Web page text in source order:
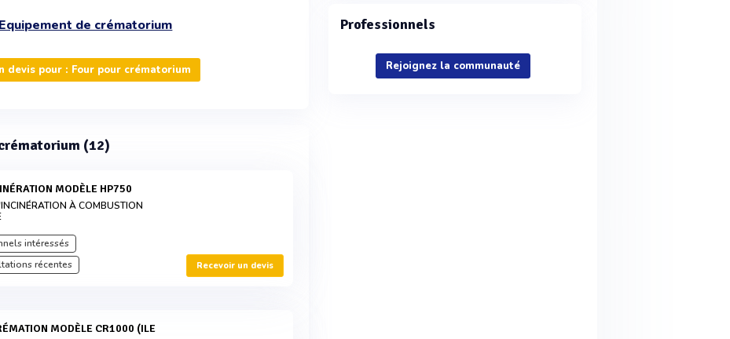
Equipement de crématorium
devis pour : Four pour crématorium
(12)
MODÈLE HP750
À COMBUSTION
intéressés
récentes Recevoir un devis
Professionnels
Rejoignez la communauté